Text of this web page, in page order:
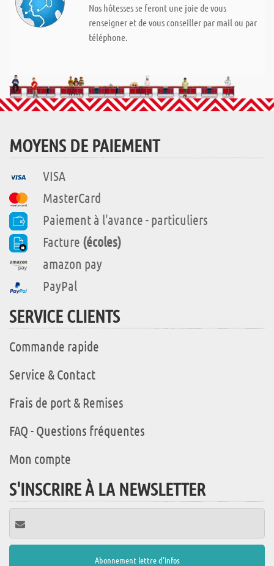
Nos hôtesses se feront une joie de vous
renseigner et de vous conseiller par mail ou par
téléphone.
MOYENS DE PAIEMENT
VISA
MasterCard
Paiement à l'avance - particuliers
Facture (écoles)
amazon pay
PayPal
SERVICE CLIENTS
Commande rapide
Service & Contact
Frais de port & Remises
FAQ - Questions fréquentes
Mon compte
S'INSCRIRE À LA NEWSLETTER